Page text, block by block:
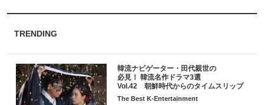
TRENDING
韓流ナビゲーター・田代親世の
必見！ 韓流名作ドラマ3選
Vol.42 朝鮮時代からのタイムスリップ
The Best K-Entertainment